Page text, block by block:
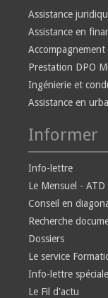
Assistance
Assistance en
Prestation DPO
Ingénierie et
Assistance en
Informer
Info-lettre
Le Mensuel -
Conseil en
Recherche
Dossiers
Le service
Info-lettre spéciale
Le Fil d'actu